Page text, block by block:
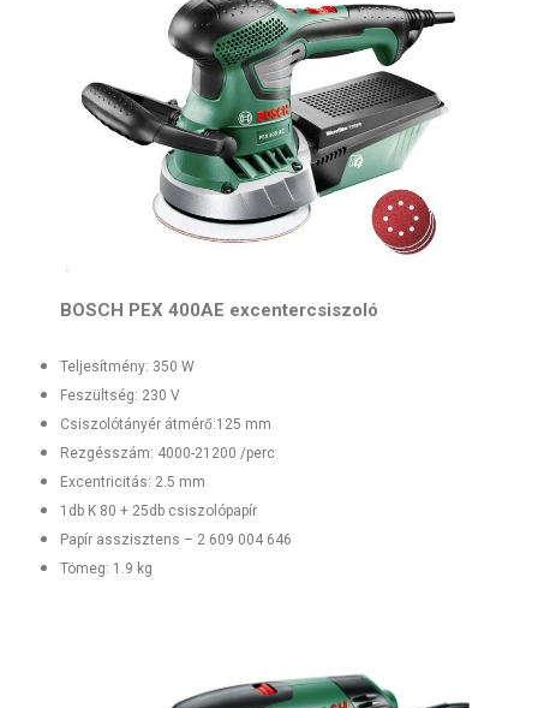
BOSCH PEX 400AE excentercsiszoló
Teljesítmény: 350 W
Feszültség: 230 V
Csiszolótányér átmérő:125 mm
Rezgésszám: 4000-21200 /perc
Excentricitás: 2.5 mm
1db K 80 + 25db csiszolópapír
Papír asszisztens – 2 609 004 646
Tömeg: 1.9 kg